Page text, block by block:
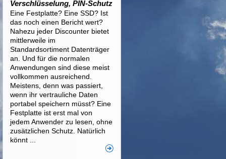
Verschlüsselung, PIN-Schutz
Eine Festplatte? Eine SSD? Ist
das noch einen Bericht wert?
Nahezu jeder Discounter bietet
mittlerweile im
Standardsortiment Datenträger
an. Und für die normalen
Anwendungen sind diese meist
vollkommen ausreichend.
Meistens, denn was passiert,
wenn ihr vertrauliche Daten
portabel speichern müsst? Eine
Festplatte ist erst mal von
jedem Anwender zu lesen, ohne
zusätzlichen Schutz. Natürlich
könnt ...